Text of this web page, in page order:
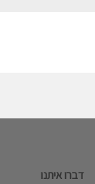
דברו איתנו